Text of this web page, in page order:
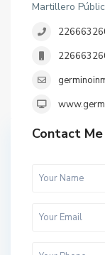
Martillero
Contact Me